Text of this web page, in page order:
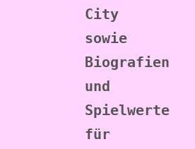
City
sowie
Biografien
und
Spielwerte
für